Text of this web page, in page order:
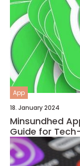
App
18. January 2024
Minsundhed
Guide for